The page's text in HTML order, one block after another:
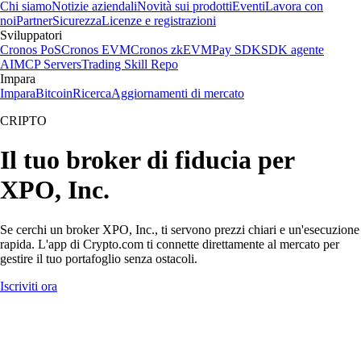
Chi siamoNotizie aziendaliNovità sui prodottiEventiLavora con
noiPartnerSicurezzaLicenze e registrazioni
Sviluppatori
Cronos PoSCronos EVMCronos zkEVMPay SDKSDK agente
AIMCP ServersTrading Skill Repo
Impara
ImparaBitcoinRicercaAggiornamenti di mercato
CRIPTO
Il tuo broker di fiducia per
XPO, Inc.
Se cerchi un broker XPO, Inc., ti servono prezzi chiari e un'esecuzione
rapida. L'app di Crypto.com ti connette direttamente al mercato per
gestire il tuo portafoglio senza ostacoli.
Iscriviti ora